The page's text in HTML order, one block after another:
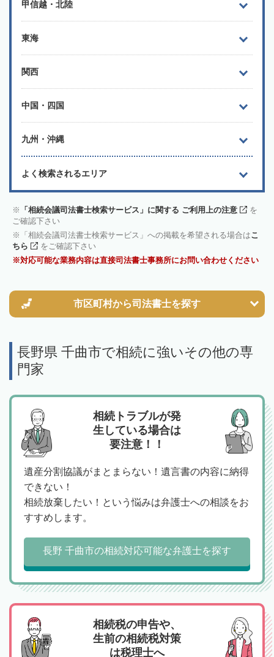
甲信越・北陸
東海
関西
中国・四国
九州・沖縄
よく検索されるエリア
「相続会議司法書士検索サービス」に関する ご利用上の注意
を
ご確認下さい
「相続会議司法書士検索サービス」への掲載を希望される場合はこ
ちら
をご確認下さい
対応可能な業務内容は直接司法書士事務所にお問い合わせください
市区町村から司法書士を探す
長野県 千曲市で相続に強いその他の専
門家
相続トラブルが発
生している場合は
要注意！！
遺産分割協議がまとまらない！遺言書の内容に納得
できない！
相続放棄したい！という悩みは弁護士への相談をお
すすめします。
長野 千曲市の相続対応可能な弁護士を探す
相続税の申告や、
生前の相続税対策
は税理士へ